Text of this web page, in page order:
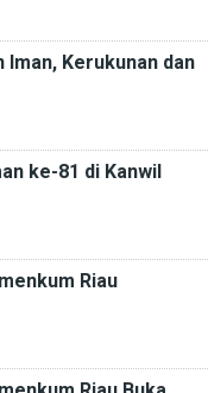
Iman, Kerukunan dan
ke-81 di Kanwil
Riau